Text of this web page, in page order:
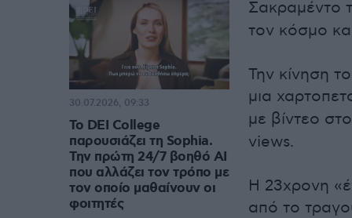
Σακραμέντο
τον κόσμο
Την κίνηση
μια
με βίντεο στο
views.
H 23χρονη
από το
Το DEI College
παρουσιάζει τη Sophia.
Την πρώτη 24/7 βοηθό AI
που αλλάζει τον τρόπο με
τον οποίο μαθαίνουν οι
φοιτητές
30.07.2026, 09:33